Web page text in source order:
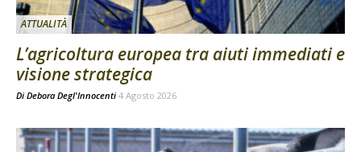
ATTUALITÀ
L’agricoltura europea tra aiuti immediati e
visione strategica
Di Debora Degl'Innocenti 4 Agosto 2026